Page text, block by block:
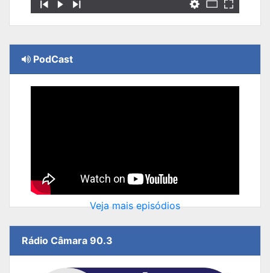
PodCast
Veja mais episódios
Rádio Câmara 90.3